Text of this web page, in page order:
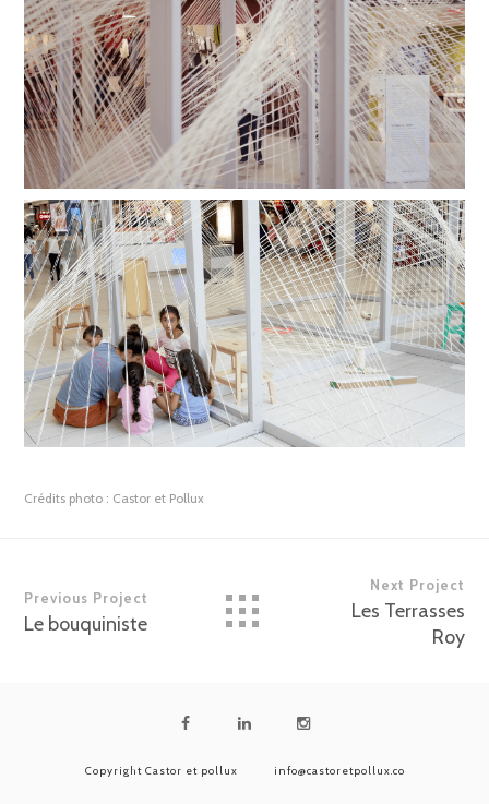
Crédits photo : Castor et Pollux
Previous Project
Le bouquiniste
Next Project
Les Terrasses
Roy
Copyright Castor et pollux info@castoretpollux.co